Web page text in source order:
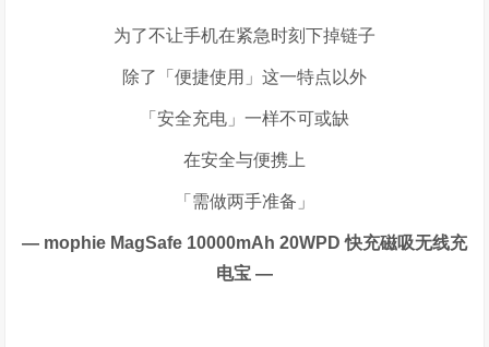
为了不让手机在紧急时刻下掉链子
除了「便捷使用」这一特点以外
「安全充电」一样不可或缺
在安全与便携上
「需做两手准备」
— mophie MagSafe 10000mAh 20WPD快充磁吸无线充
电宝—